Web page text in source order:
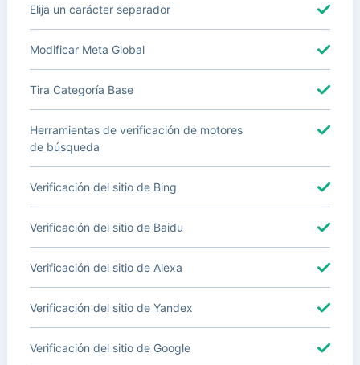
Elija un carácter separador
Modificar Meta Global
Tira Categoría Base
Herramientas de verificación de motores
de búsqueda
Verificación del sitio de Bing
Verificación del sitio de Baidu
Verificación del sitio de Alexa
Verificación del sitio de Yandex
Verificación del sitio de Google